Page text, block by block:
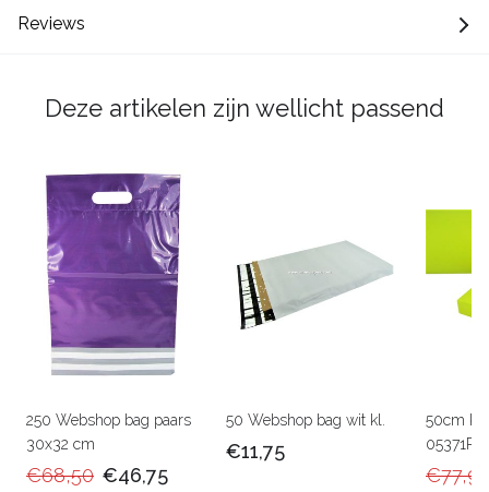
Reviews
Deze artikelen zijn wellicht passend
250 Webshop bag paars
30x32 cm
€68,50 €46,75
50 Webshop bag wit kl.
€11,75
50cm
05371RU